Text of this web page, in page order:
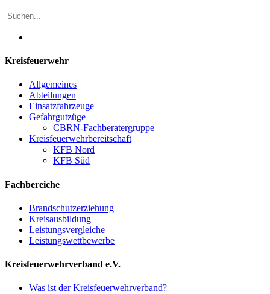
Kreisfeuerwehr
Allgemeines
Abteilungen
Einsatzfahrzeuge
Gefahrgutzüge
CBRN-Fachberatergruppe
Kreisfeuerwehrbereitschaft
KFB Nord
KFB Süd
Fachbereiche
Brandschutzerziehung
Kreisausbildung
Leistungsvergleiche
Leistungswettbewerbe
Kreisfeuerwehrverband e.V.
Was ist der Kreisfeuerwehrverband?